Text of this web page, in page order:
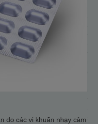
do các vi khuẩn nhạy cảm
-
-
-
và
-
-